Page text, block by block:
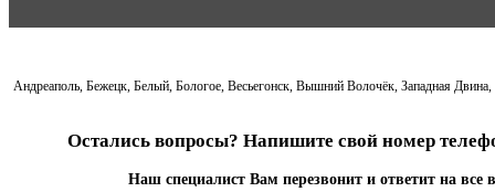
Андреаполь, Бежецк, Белый, Бологое, Весьегонск, Вышний Волочёк, Западная
Остались вопросы? Напишите свой номер
Наш специалист Вам перезвонит и ответит на все